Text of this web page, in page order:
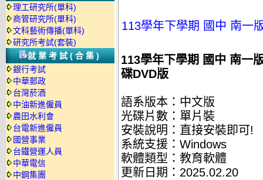
理工研究所(單科)
商管研究所(單科)
文科藝術傳播(單科)
研究所考試(套裝)
就業考試(合集)
銀行考試
中華郵政
台灣菸酒
中油新進僱員
農田水利會
台電新進僱員
國營事業
台鐵營運人員
中華電信
中鋼集團
113學年下學期 國中 南一
113學年下學期 國中 南一
碟DVD版
語系版本：中文版
光碟片數：單片裝
安裝說明：直接安裝即可!
系統支援：Windows
軟體類型：教育軟體
更新日期：2025.02.20